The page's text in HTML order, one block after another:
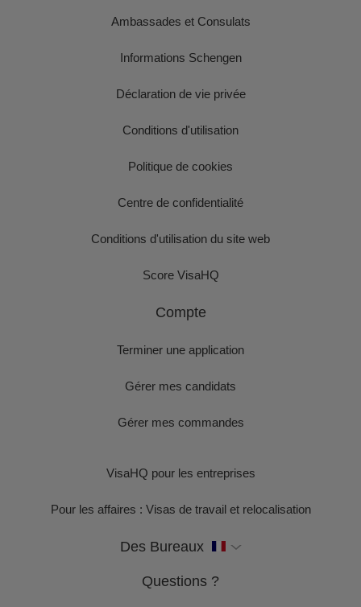
Ambassades et Consulats
Informations Schengen
Déclaration de vie privée
Conditions d'utilisation
Politique de cookies
Centre de confidentialité
Conditions d'utilisation du site web
Score VisaHQ
Compte
Terminer une application
Gérer mes candidats
Gérer mes commandes
VisaHQ pour les entreprises
Pour les affaires : Visas de travail et relocalisation
Des Bureaux
Questions ?